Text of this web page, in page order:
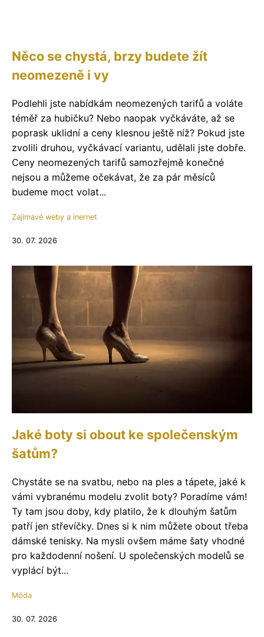
Něco se chystá, brzy budete žít
neomezeně i vy
Podlehli jste nabídkám neomezených tarifů a voláte
téměř za hubičku? Nebo naopak vyčkáváte, až se
poprask uklidní a ceny klesnou ještě níž? Pokud jste
zvolili druhou, vyčkávací variantu, udělali jste dobře.
Ceny neomezených tarifů samozřejmě konečné
nejsou a můžeme očekávat, že za pár měsíců
budeme moct volat...
Zajímavé weby a inernet
30. 07. 2026
Jaké boty si obout ke společenským
šatům?
Chystáte se na svatbu, nebo na ples a tápete, jaké k
vámi vybranému modelu zvolit boty? Poradíme vám!
Ty tam jsou doby, kdy platilo, že k dlouhým šatům
patří jen střevíčky. Dnes si k nim můžete obout třeba
dámské tenisky. Na mysli ovšem máme šaty vhodné
pro každodenní nošení. U společenských modelů se
vyplácí být...
Móda
30. 07. 2026